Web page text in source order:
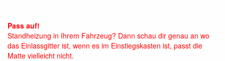
Pass auf!
Standheizung in Ihrem Fahrzeug? Dann schau dir genau an wo
das Einlassgitter ist, wenn es im Einstiegskasten ist, passt die
Matte vielleicht nicht.